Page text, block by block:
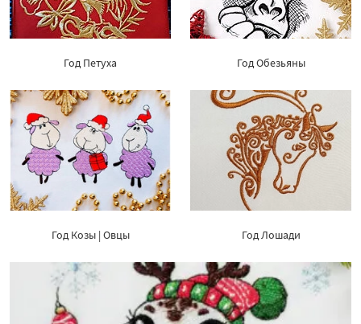
Год Петуха Год Обезьяны
Год Козы | Овцы Год Лошади